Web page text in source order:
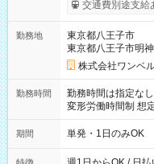
ンビニATMから 日払い
交通費別途支給
勤務地
東京都八王子市
東京都八王子市明
株式会社ワンベ
勤務時間
勤務時間は指定なし
変形労働時間制 想定労働時間
～21：00
期間 単発・1日のみOK